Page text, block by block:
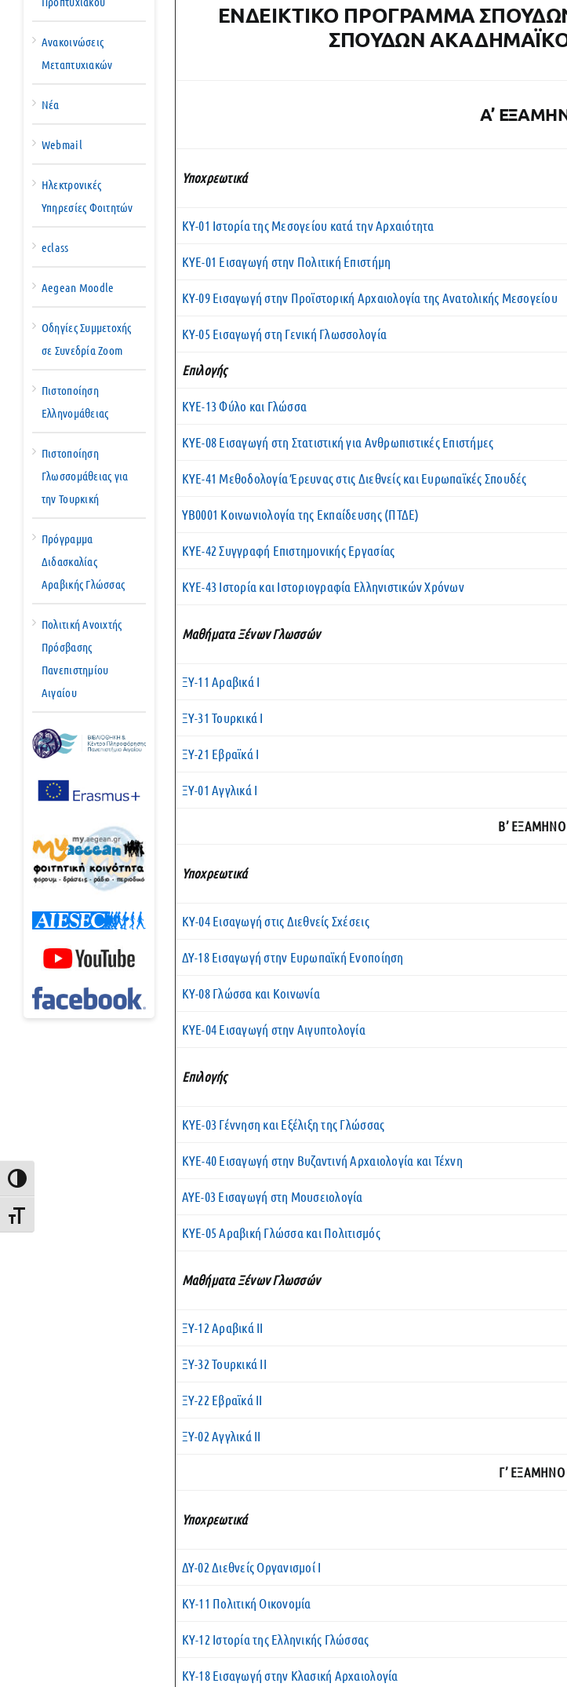
Εναλλαγή Υψηλής Αντίθεσης
Εναλλαγή Μεγέθους Γραμμάτων
ΕΝΔΕΙΚΤΙΚΟ ΠΡΟΓΡΑΜΜΑ
ΣΠΟΥΔΩΝ
A’
Υποχρεωτικά
ΚΥ-01 Ιστορία της Μεσογείου κατά την Αρχαιότητα
ΚΥΕ-01 Εισαγωγή στην Πολιτική Επιστήμη
ΚΥ-09 Εισαγωγή στην Προϊστορική Αρχαιολογία της Ανατολικής Μεσογείου
ΚΥ-05 Εισαγωγή στη Γενική Γλωσσολογία
Επιλογής
ΚΥΕ-13 Φύλο και Γλώσσα
ΚΥΕ-08 Εισαγωγή στη Στατιστική για Ανθρωπιστικές Επιστήμες
KYE-41 Μεθοδολογία Έρευνας στις Διεθνείς και Ευρωπαϊκές Σπουδές
ΥΒ0001 Κοινωνιολογία της Εκπαίδευσης (ΠΤΔΕ)
ΚΥΕ-42 Συγγραφή Επιστημονικής Εργασίας
ΚΥΕ-43 Ιστορία και Ιστοριογραφία Ελληνιστικών Χρόνων
Μαθήματα Ξένων Γλωσσών
ΞΥ-11 Αραβικά Ι
ΞΥ-31 Τουρκικά Ι
ΞΥ-21 Εβραϊκά Ι
ΞΥ-01 Αγγλικά Ι
Β’ ΕΞΑΜΗΝΟ
Υποχρεωτικά
ΚΥ-04 Εισαγωγή στις Διεθνείς Σχέσεις
ΔΥ-18 Εισαγωγή στην Ευρωπαϊκή Ενοποίηση
ΚΥ-08 Γλώσσα και Κοινωνία
ΚΥΕ-04 Εισαγωγή στην Αιγυπτολογία
Επιλογής
ΚΥΕ-03 Γέννηση και Εξέλιξη της Γλώσσας
ΚΥΕ-40 Εισαγωγή στην Βυζαντινή Αρχαιολογία και Τέχνη
ΑΥΕ-03 Εισαγωγή στη Μουσειολογία
ΚΥΕ-05 Αραβική Γλώσσα και Πολιτισμός
Μαθήματα Ξένων Γλωσσών
ΞΥ-12 Αραβικά ΙΙ
ΞΥ-32 Τουρκικά ΙΙ
ΞΥ-22 Εβραϊκά ΙΙ
ΞΥ-02 Αγγλικά ΙΙ
Γ’ ΕΞΑΜΗΝΟ
Υποχρεωτικά
ΔΥ-02 Διεθνείς Οργανισμοί Ι
ΚΥ-11 Πολιτική Οικονομία
ΚΥ-12 Ιστορία της Ελληνικής Γλώσσας
ΚΥ-18 Εισαγωγή στην Κλασική Αρχαιολογία
Ανακοινώσεις
Μεταπτυχιακών
Νέα
Webmail
Ηλεκτρονικές
Υπηρεσίες Φοιτητών
eclass
Aegean Moodle
Οδηγίες Συμμετοχής
σε Συνεδρία Zoom
Πιστοποίηση
Ελληνομάθειας
Πιστοποίηση
Γλωσσομάθειας για
την Τουρκική
Πρόγραμμα
Διδασκαλίας
Αραβικής Γλώσσας
Πολιτική Ανοιχτής
Πρόσβασης
Πανεπιστημίου
Αιγαίου